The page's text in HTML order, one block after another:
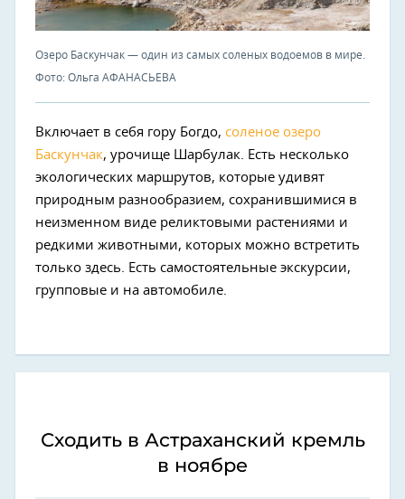
Озеро Баскунчак — один из самых соленых водоемов в мире.
Фото: Ольга АФАНАСЬЕВА
Включает в себя гору Богдо, соленое озеро
Баскунчак, урочище Шарбулак. Есть несколько
экологических маршрутов, которые удивят
природным разнообразием, сохранившимися в
неизменном виде реликтовыми растениями и
редкими животными, которых можно встретить
только здесь. Есть самостоятельные экскурсии,
групповые и на автомобиле.
Сходить в Астраханский кремль
в ноябре